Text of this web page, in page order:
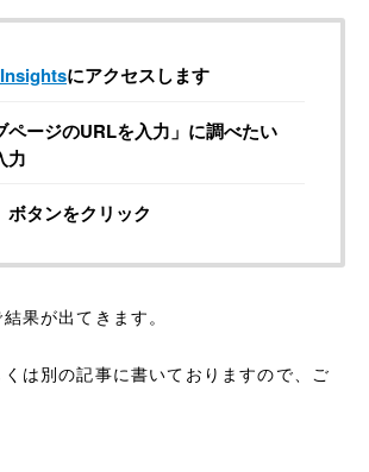
にアクセスします
ページのURLを入力」に調べたい
力
ボタンをクリック
果が出てきます。
は別の記事に書いておりますので、ご